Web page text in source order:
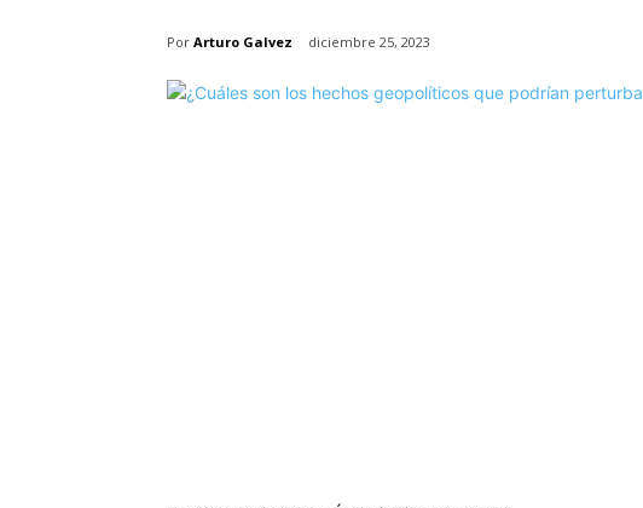
Por Arturo Galvez diciembre 25, 2023